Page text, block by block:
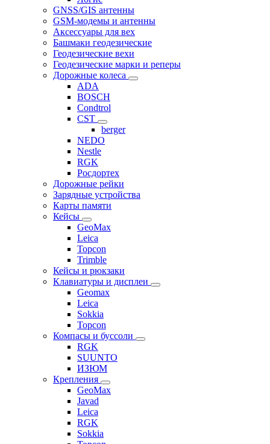
GNSS/GIS антенны
GSM-модемы и антенны
Аксессуары для вех
Башмаки геодезические
Геодезические вехи
Геодезические марки и реперы
Дорожные колеса
ADA
BOSCH
Condtrol
CST
berger
NEDO
Nestle
RGK
Росдортех
Дорожные рейки
Зарядные устройства
Карты памяти
Кейсы
GeoMax
Leica
Topcon
Trimble
Кейсы и рюкзаки
Клавиатуры и дисплеи
Geomax
Leica
Sokkia
Topcon
Компасы и буссоли
RGK
SUUNTO
ИЗЮМ
Крепления
GeoMax
Javad
Leica
RGK
Sokkia